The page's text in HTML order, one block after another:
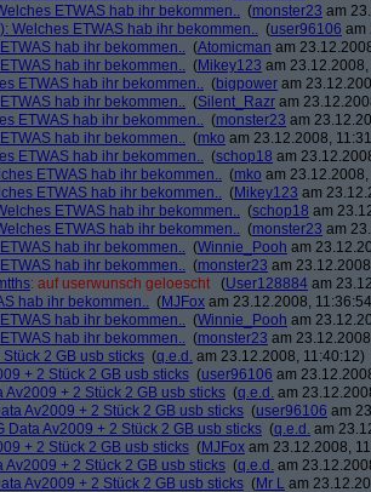
ETWAS hab ihr bekommen.. (monster23 am
Welches ETWAS hab ihr bekommen.. (user96106 am
hab ihr bekommen.. (Atomicman am
hab ihr bekommen.. (Mikey123 am
ETWAS hab ihr bekommen.. (bigpower am
hab ihr bekommen.. (Silent_Razr am
ETWAS hab ihr bekommen.. (monster23 am
hab ihr bekommen.. (mko am 23.12.2008,
ETWAS hab ihr bekommen.. (schop18 am
ETWAS hab ihr bekommen.. (mko am
ETWAS hab ihr bekommen.. (Mikey123 am
ETWAS hab ihr bekommen.. (schop18 am
ETWAS hab ihr bekommen.. (monster23 am
hab ihr bekommen.. (Winnie_Pooh am
hab ihr bekommen.. (monster23 am
: auf userwunsch geloescht (User128884 am
hab ihr bekommen.. (MJFox am 23.12.2008,
hab ihr bekommen.. (Winnie_Pooh am
hab ihr bekommen.. (monster23 am
2 GB usb sticks (q.e.d. am 23.12.2008, 11:40:12)
+ 2 Stück 2 GB usb sticks (user96106 am
Av2009 + 2 Stück 2 GB usb sticks (q.e.d. am
Av2009 + 2 Stück 2 GB usb sticks (user96106 am
Data Av2009 + 2 Stück 2 GB usb sticks (q.e.d. am
+ 2 Stück 2 GB usb sticks (MJFox am 23.12.2008,
Av2009 + 2 Stück 2 GB usb sticks (q.e.d. am
Av2009 + 2 Stück 2 GB usb sticks (Mr L am